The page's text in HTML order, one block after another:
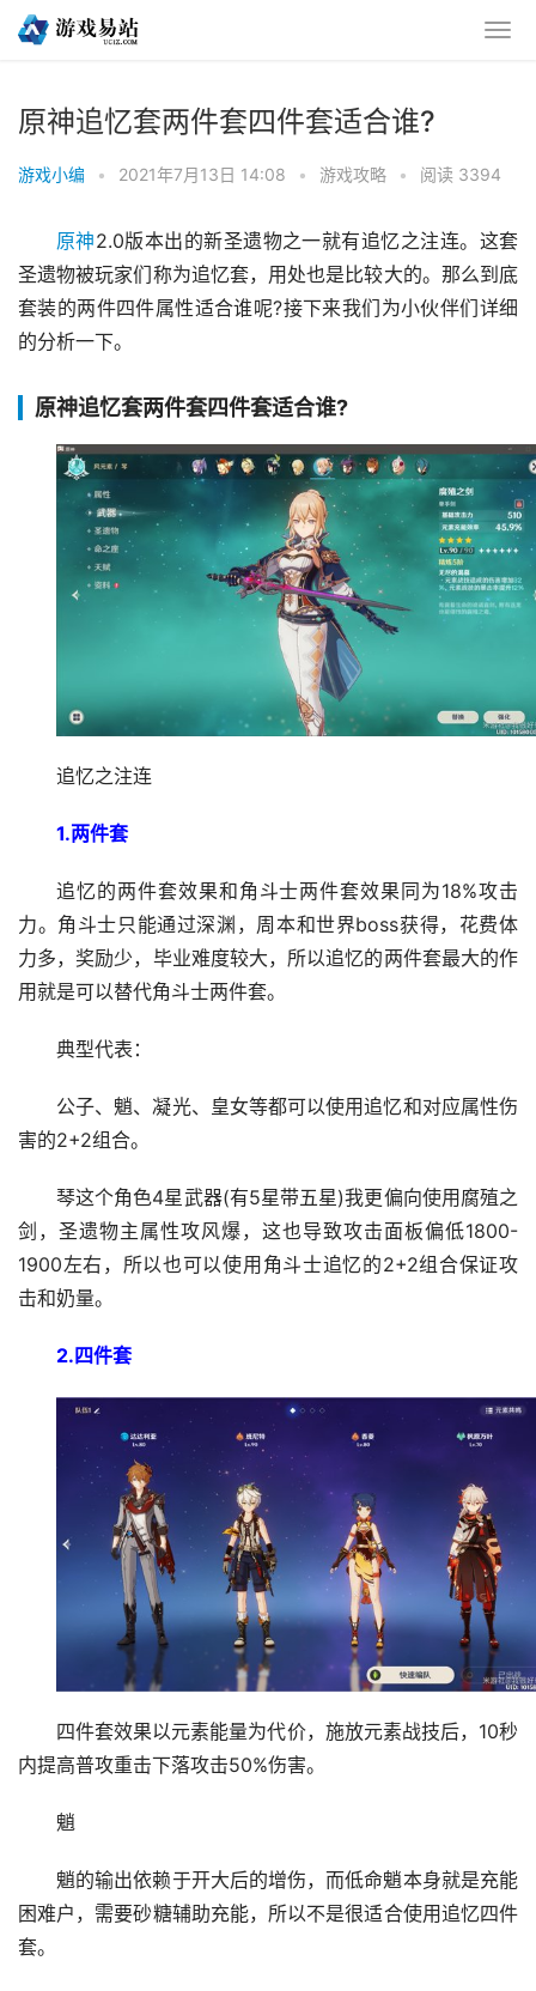
原神追忆套两件套四件套适合谁?
游戏小编 • 2021年7月13日 14:08 • 游戏攻略 • 阅读 3394
原神2.0版本出的新圣遗物之一就有追忆之注连。这套
圣遗物被玩家们称为追忆套，用处也是比较大的。那么到底
套装的两件四件属性适合谁呢?接下来我们为小伙伴们详细
的分析一下。
原神追忆套两件套四件套适合谁?
追忆之注连
1.两件套
追忆的两件套效果和角斗士两件套效果同为18%攻击
力。角斗士只能通过深渊，周本和世界boss获得，花费体
力多，奖励少，毕业难度较大，所以追忆的两件套最大的作
用就是可以替代角斗士两件套。
典型代表：
公子、魈、凝光、皇女等都可以使用追忆和对应属性伤
害的2+2组合。
琴这个角色4星武器(有5星带五星)我更偏向使用腐殖之
剑，圣遗物主属性攻风爆，这也导致攻击面板偏低1800-
1900左右，所以也可以使用角斗士追忆的2+2组合保证攻
击和奶量。
2.四件套
四件套效果以元素能量为代价，施放元素战技后，10秒
内提高普攻重击下落攻击50%伤害。
魈
魈的输出依赖于开大后的增伤，而低命魈本身就是充能
困难户，需要砂糖辅助充能，所以不是很适合使用追忆四件
套。